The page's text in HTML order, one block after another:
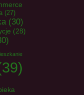
(27)
(30)
(28)